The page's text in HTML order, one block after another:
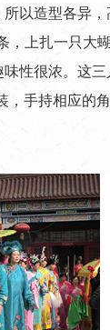
以造型各异
上扎一只
浓。这三
手持相应的